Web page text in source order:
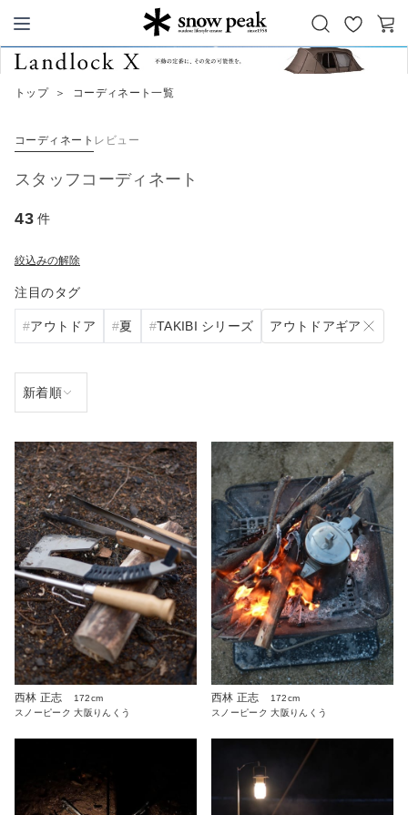
Snow Peak
お
気
カ
トップ ＞ コーディネート一覧
コーディネート レビュー
スタッフコーディネート
43 件
絞込みの解除
注目のタグ
アウトドア 夏 TAKIBI シリーズ アウトドアギア
西林 正志
172cm
スノーピーク 大阪りんくう
西林 正志
172cm
スノーピーク 大阪りんくう